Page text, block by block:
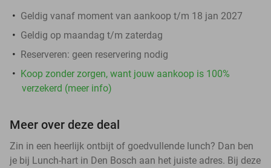
Geldig vanaf moment van aankoop t/m 18 jan 2027
Geldig op maandag t/m zaterdag
Reserveren: geen reservering nodig
Koop zonder zorgen, want jouw aankoop is 100%
verzekerd (meer info)
Meer over deze deal
Zin in een heerlijk ontbijt of goedvullende lunch? Dan ben
je bij Lunch-hart in Den Bosch aan het juiste adres. Bij deze